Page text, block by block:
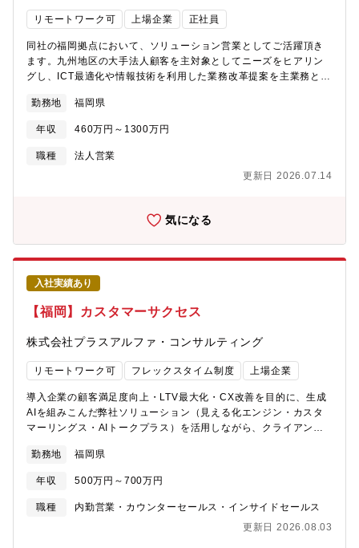
リモートワーク可 上場企業 正社員
同社の福岡拠点において、ソリューション営業としてご活躍頂き
ます。九州地区の大手法人顧客を主対象としてニーズをヒアリン
グし、ICT最適化や情報技術を利用した業務改革提案を主業務とす
ラウド、セキュリティといったIIJサービスを中心にコンサルティ
ングからシステム構築・改変、運用まで、民間企業(金融、通信事
業者、製造業、流通業など)、自治体、医療機関など幅広いお客様
のあらゆるニーズに応えるソリューションを総合的に提案しま
はAIを利用した業務効率化・自動化提案などの実績もあります。
ービス」（https://www.iij.ad.jp/biz/omnibus/）┗お客様の業務ス
タイルや利用シーンに合わせた「デジタル・ワークプレイス」支
援【採用背景】需要拡大に伴う増員。IT利活用継続で各サービス
売上堅調で同社ではFY22で売上昨対比＋11.7%、営業利益＋
15.6%とコロナ禍一服後も高需要継続で売上成長率加速しており
ます。【顧客について】大手企業・官公庁を中心に約14,000社の
直取引実績があり、業界TOP10企業に対する浸透率が80~100%
と各業界のリーディングカンパニーがお客様となります。【ポジ
ションの魅力】当社は大手・中堅企業や官公庁を中心に約14,000
社の顧客基盤を持ち、幅広いサービスラインナップの中から、最
適なIT環境の提案をワンストップで行うことが可能です。また独
立系、かつマルチベンダである当社は、自社サービスだけでなく
他社製品やサービスも組み合わせて最適な解決案を提示し顧客の
ビジネスを前に進められるやりがいがあります。【働き方に関し
て】■最大3割在宅勤務(テレワーク)が可能。■九州支社に150名程
中■オンラインで商談を行うお客様も多く、遠隔地への出張もあわ
席/ファミレス席/休養室などがあり、様々な座席をフリーアドレス
で利用しています。【企業の魅力】■自社インフラ基盤×100種類
開した同社は、国内最大規模のネットワーク基盤を独自構築して
勤務地 福岡県
年収 460万円～1300万円
職種
法人営業
更新日 2026.07.14
気になる
入社実績あり
【福岡】カスタマーサクセス
株式会社プラスアルファ・コンサルティング
リモートワーク可 フレックスタイム制度 上場企業
導入企業の顧客満足度向上・LTV最大化・CX改善を目的に、生成
AIを組みこんだ弊社ソリューション（見える化エンジン・カスタ
マーリングス・AIトークプラス）を活用しながら、クライアント
きます。ツールの活用支援にとどまらず、VOCデータの分析・顧
客インサイトの抽出・CX戦略の立案まで、クライアントの課題に
応じて幅広く関与するポジションです。生成AIを活用した業務改
善・価値創出に関心をお持ちの方も、ぜひご応募ください。■業務
に向けた現状分析・課題特定・施策提案。他社事例を交えた実践
勤務地 福岡県
年収 500万円～700万円
職種
内勤営業・カウンターセールス・インサイドセールス
更新日 2026.08.03